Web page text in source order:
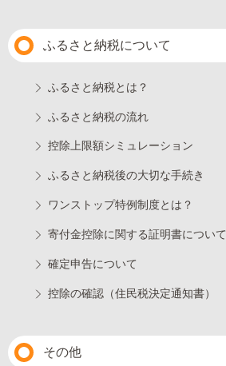
ふるさと納税について
ふるさと納税とは？
ふるさと納税の流れ
控除上限額シミュレーション
ふるさと納税後の大切な手続き
ワンストップ特例制度とは？
寄付金控除に関する証明書について
確定申告について
控除の確認（住民税決定通知書）
その他